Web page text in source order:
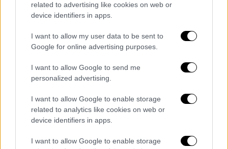
related to advertising like cookies on web or
device identifiers in apps.
I want to allow my user data to be sent to
Google for online advertising purposes.
I want to allow Google to send me
personalized advertising.
I want to allow Google to enable storage
related to analytics like cookies on web or
device identifiers in apps.
I want to allow Google to enable storage
Πύργος ελέγχου στο Ελευθέριος Βενιζέλος (EUROKINISSI/
ΣΤΡΑΤΟΣ ΧΑΒΑΛΕΖΗΣ)
Η απευθείας ανάθεση στην Thales
Οσον αφορά τοDPS, είναι αυτό που θα
προχωρήσει μεαπευθείας διαπραγμάτευση
με τη Thalesμε τη λύση αυτή να
παρουσιάζεται ουσιαστικά ως μονόδρομος